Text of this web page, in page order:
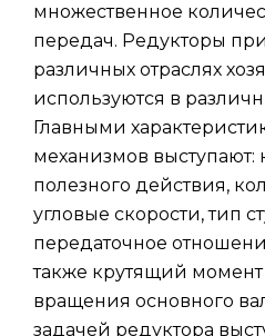
множественное
передач. Редукторы
различных отраслях
используются в
Главными
механизмов
полезного действия,
угловые скорости, тип
передаточное
также крутящий момент
вращения основного
задачей редуктора